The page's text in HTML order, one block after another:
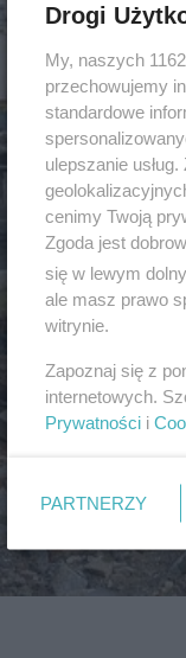
Drogi
My, naszych
przechowujemy
standardowe
ulepszanie
cenimy Twoją
Zgoda jest
się w lewym
ale masz prawo
witrynie.
Zapoznaj się z
internetowych.
Prywatności i
PARTNERZY